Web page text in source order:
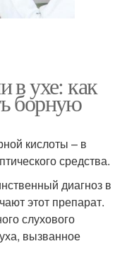
в ухе: как
борную
кислоты – в
средства.
диагноз в
этот препарат.
слухового
вызванное